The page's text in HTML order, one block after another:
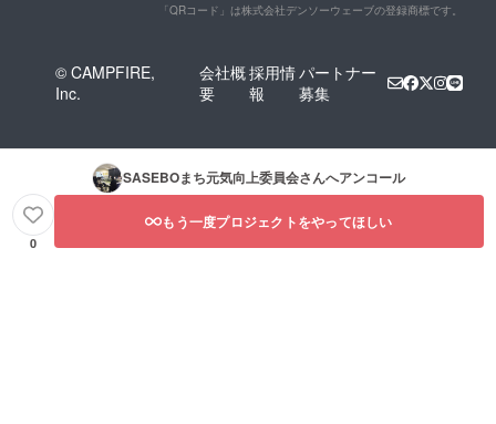
「QRコード」は株式会社デンソーウェーブの登録商標です。
© CAMPFIRE,
Inc.
会社概
要
採用情
報
パートナー
募集
SASEBOまち元気向上委員会さんへアンコール
0
もう一度プロジェクトをやってほしい